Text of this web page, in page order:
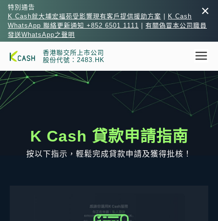
×
特別通告
K Cash就大埔宏福苑受影響現有客戶提供援助方案
K Cash
WhatsApp 聯絡更新通知 +852 6501 1111
有關偽冒本公司職員
發送WhatsApp之聲明
香港聯交所上市公司
股份代號：2483.HK
K Cash 貸款申請指南
按以下指示，輕鬆完成貸款申請及獲得批核！